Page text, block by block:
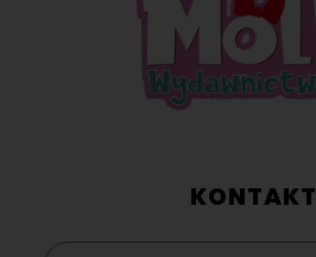
KONTAKT